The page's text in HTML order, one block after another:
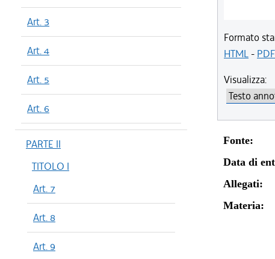
Art. 3
Art. 4
Art. 5
Art. 6
PARTE II
TITOLO I
Art. 7
Art. 8
Art. 9
Formato
HTML- PDF
Visualizza:
Fonte:
Data di
Allegati:
Materia: